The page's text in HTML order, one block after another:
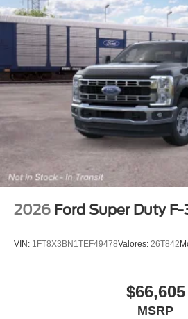
Tires: 245/70R17 BSW A/S
Variable Intermittent Wipers
Wheels w/Hub Covers
Wheels: 17" Silver Steel
2026 Ford Super Duty
VIN: 1FT8X3BN1TEF49478Valores: 26T842
$66,605
MSRP